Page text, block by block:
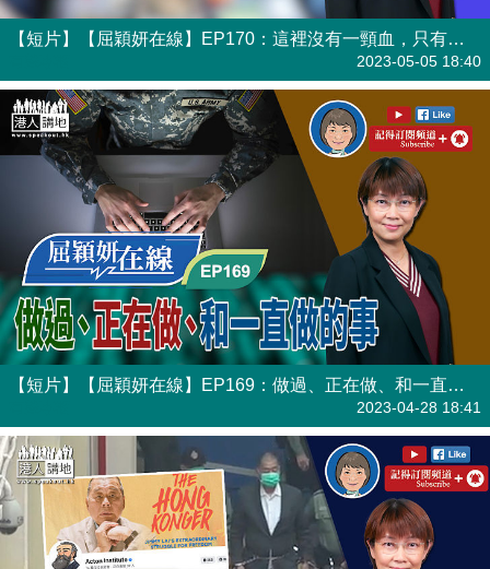
【短片】【屈穎妍在線】EP170：這裡沒有一頸血，只有一地情
2023-05-05 18:40
【短片】【屈穎妍在線】EP169：做過、正在做、和一直做的事
2023-04-28 18:41